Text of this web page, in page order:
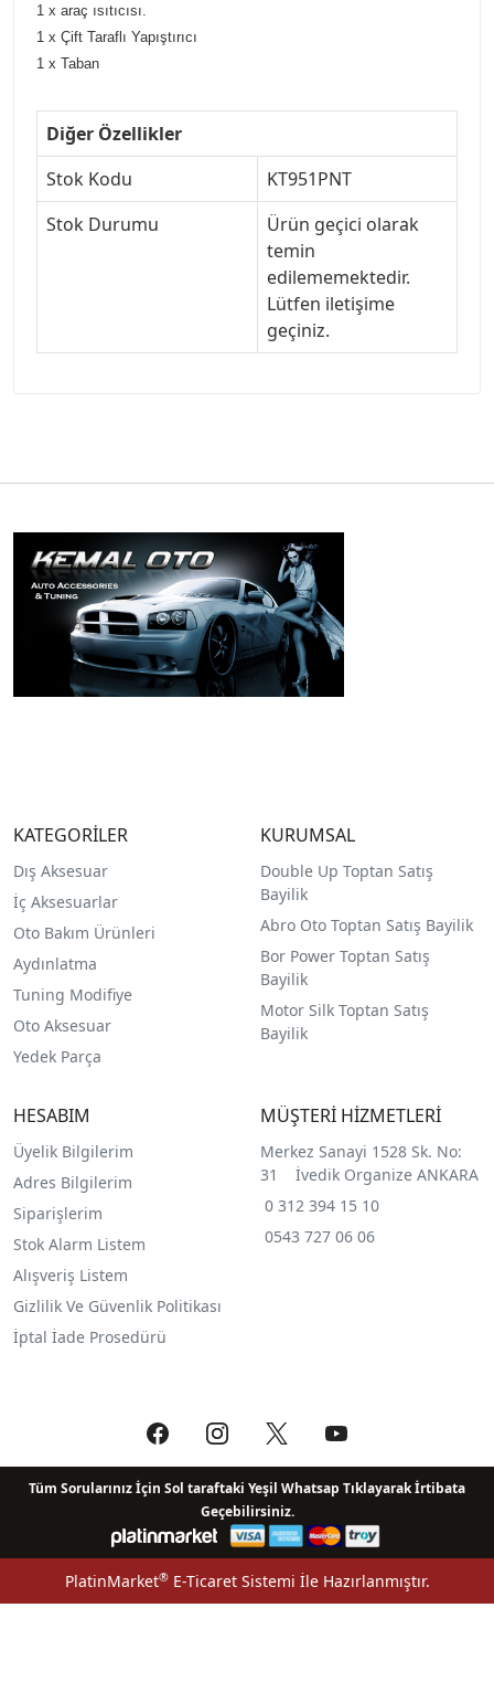
1 x araç ısıtıcısı.
1 x Çift Taraflı Yapıştırıcı
1 x Taban
Diğer Özellikler
Stok Kodu
KT951PNT
Stok Durumu
Ürün geçici olarak
temin
edilememektedir.
Lütfen iletişime
geçiniz.
KATEGORİLER
Dış Aksesuar
İç Aksesuarlar
Oto Bakım Ürünleri
Aydınlatma
Tuning Modifiye
Oto Aksesuar
Yedek Parça
KURUMSAL
Double Up Toptan Satış
Bayilik
Abro Oto Toptan Satış Bayilik
Bor Power Toptan Satış
Bayilik
Motor Silk Toptan Satış
Bayilik
HESABIM
Üyelik Bilgilerim
Adres Bilgilerim
Siparişlerim
Stok Alarm Listem
Alışveriş Listem
Gizlilik Ve Güvenlik Politikası
İptal İade Prosedürü
MÜŞTERİ HİZMETLERİ
Merkez Sanayi 1528 Sk. No:
31 İvedik Organize ANKARA
0 312 394 15 10
0543 727 06 06
Tüm Sorularınız İçin Sol taraftaki Yeşil Whatsap Tıklayarak İrtibata
Geçebilirsiniz.
PlatinMarket®E-Ticaret Sistemi İle Hazırlanmıştır.